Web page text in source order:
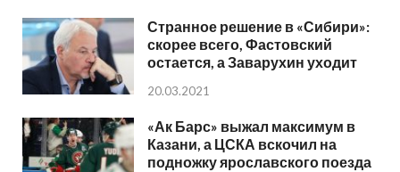
Странное решение в «Сибири»:
скорее всего, Фастовский
остается, а Заварухин уходит
20.03.2021
«Ак Барс» выжал максимум в
Казани, а ЦСКА вскочил на
подножку ярославского поезда